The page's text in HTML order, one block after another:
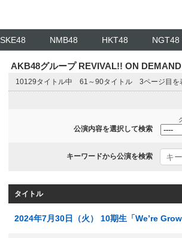
SKE48 NMB48 HKT48 NGT48
AKB48グループ REVIVAL!! ON
10129タイトル中 61～90タイトル 3ページ目を
公演内容を選択して検索
キーワードから公演を検索
タイトル
2024年7月30日（火） 10期生「We’re